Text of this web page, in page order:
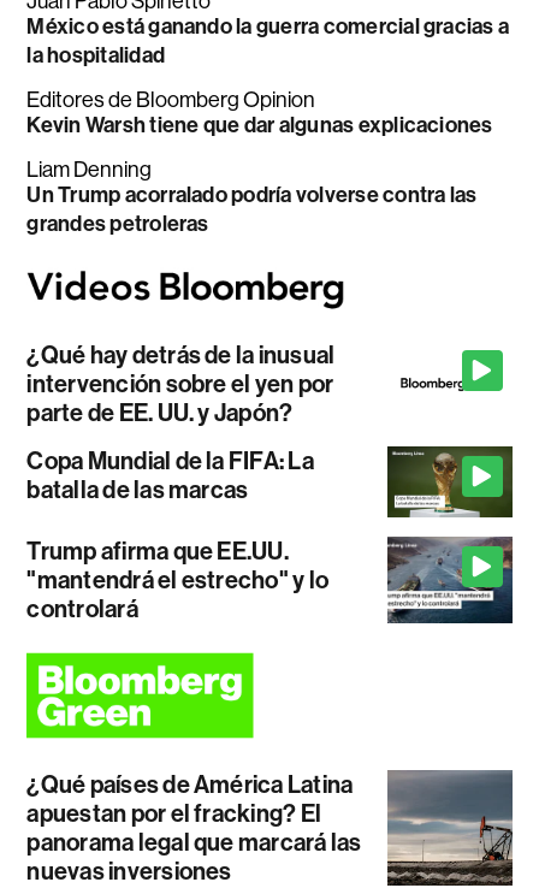
México está ganando la guerra comercial gracias a
la hospitalidad
Editores de Bloomberg Opinion
Kevin Warsh tiene que dar algunas explicaciones
Liam Denning
Un Trump acorralado podría volverse contra las
grandes petroleras
¿Qué hay detrás de la inusual
intervención sobre el yen por
parte de EE. UU. y Japón?
Copa Mundial de la FIFA: La
batalla de las marcas
Trump afirma que EE.UU.
"mantendrá el estrecho" y lo
controlará
¿Qué países de América Latina
apuestan por el fracking? El
panorama legal que marcará las
nuevas inversiones